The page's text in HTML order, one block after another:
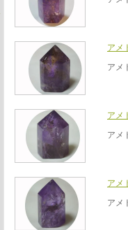
アメ
アメ
アメ
アメ
アメ
アメ